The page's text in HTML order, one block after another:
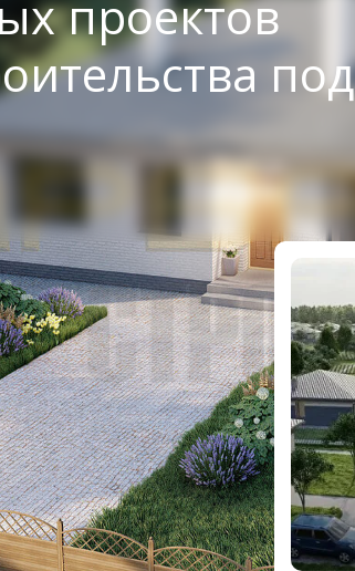
проектов
под